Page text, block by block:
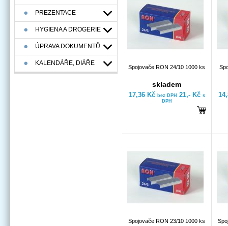
PREZENTACE
HYGIENA A DROGERIE
ÚPRAVA DOKUMENTŮ
KALENDÁŘE, DIÁŘE
Spojovače RON 24/10 1000 ks
skladem
17,36 Kč bez DPH 21,- Kč s
DPH
Spojovače RON 23/10 1000 ks